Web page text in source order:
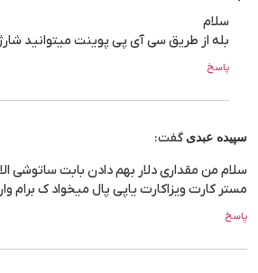
سلام
بله از طریق سی آی پی پوینت میتوانید
پاسخ
سپیده عبدی گفت:
سلام من مقداری دلار بهم دادن بابت ساتوشی
مستر کارت ویزاکارت یاپی پال میخواد ک برام
پاسخ